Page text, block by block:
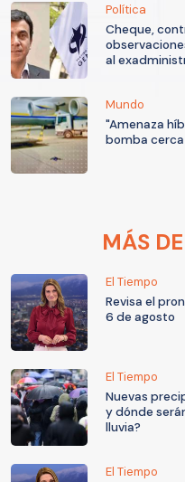
Política
Cheque,
al
Mundo
"Amenaza
bomba
MÁS
El Tiempo
Revisa el
6 de agosto
El Tiempo
Nuevas
y dónde
lluvia?
El Tiempo